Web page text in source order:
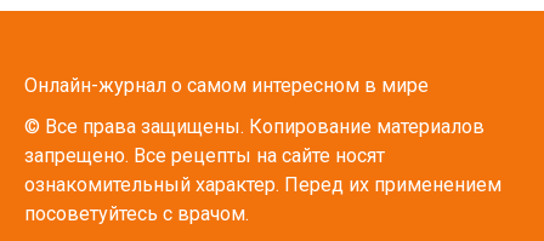
Онлайн-журнал о самом интересном в мире
© Все права защищены. Копирование материалов
запрещено. Все рецепты на сайте носят
ознакомительный характер. Перед их применением
посоветуйтесь с врачом.